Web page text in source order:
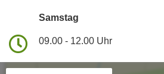
Samstag
09.00 - 12.00 Uhr